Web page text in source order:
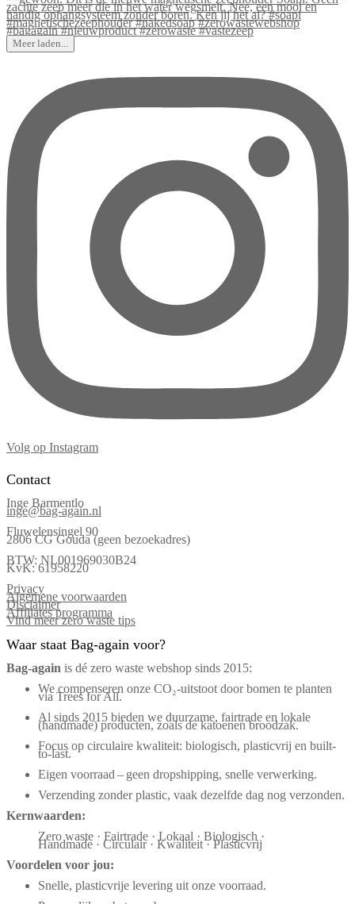
Meer laden...
Volg op Instagram
Contact
Inge Barmentlo
inge@bag-again.nl
Fluwelensingel 90
2806 CG Gouda (geen bezoekadres)
BTW: NL001969030B24
KvK: 61958220
Privacy
Algemene voorwaarden
Disclaimer
Affiliates programma
Vind meer zero waste tips
Waar staat Bag-again voor?
Bag‑again is dé zero waste webshop sinds 2015:
We compenseren onze CO₂-uitstoot door bomen te planten
via Trees for All.
Al sinds 2015 bieden we duurzame, fairtrade en lokale
(handmade) producten, zoals de katoenen broodzak.
Focus op circulaire kwaliteit: biologisch, plasticvrij en built-
to-last.
Eigen voorraad – geen dropshipping, snelle verwerking.
Verzending zonder plastic, vaak dezelfde dag nog verzonden.
Kernwaarden:
Zero waste · Fairtrade · Lokaal · Biologisch ·
Handmade · Circulair · Kwaliteit · Plasticvrij
Voordelen voor jou:
Snelle, plasticvrije levering uit onze voorraad.